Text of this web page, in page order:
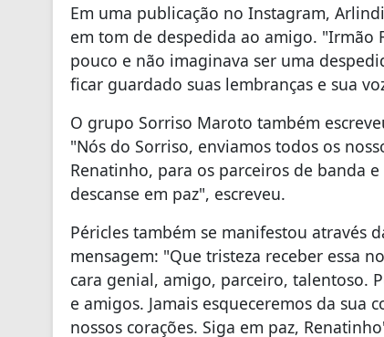
Em uma publicação no Instagram,
em tom de despedida ao amigo. "Irmão
pouco e não imaginava ser uma
ficar guardado suas lembranças e sua
O grupo Sorriso Maroto também
"Nós do Sorriso, enviamos todos os
Renatinho, para os parceiros de banda
descanse em paz", escreveu.
Péricles também se manifestou através
mensagem: "Que tristeza receber essa
cara genial, amigo, parceiro, talentoso.
e amigos. Jamais esqueceremos da sua
nossos corações. Siga em paz,